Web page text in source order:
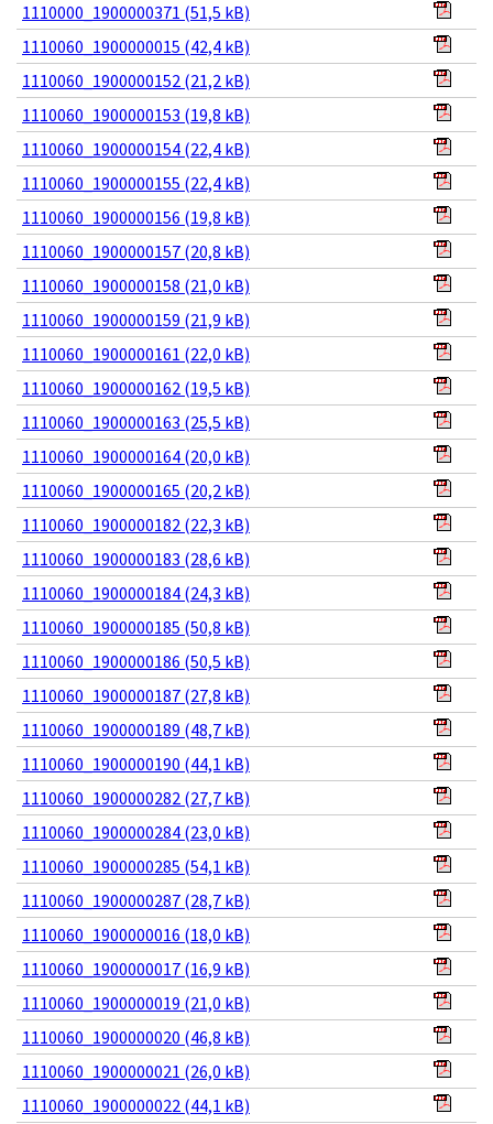
1110000_1900000371 (51,5 kB)
1110060_1900000015 (42,4 kB)
1110060_1900000152 (21,2 kB)
1110060_1900000153 (19,8 kB)
1110060_1900000154 (22,4 kB)
1110060_1900000155 (22,4 kB)
1110060_1900000156 (19,8 kB)
1110060_1900000157 (20,8 kB)
1110060_1900000158 (21,0 kB)
1110060_1900000159 (21,9 kB)
1110060_1900000161 (22,0 kB)
1110060_1900000162 (19,5 kB)
1110060_1900000163 (25,5 kB)
1110060_1900000164 (20,0 kB)
1110060_1900000165 (20,2 kB)
1110060_1900000182 (22,3 kB)
1110060_1900000183 (28,6 kB)
1110060_1900000184 (24,3 kB)
1110060_1900000185 (50,8 kB)
1110060_1900000186 (50,5 kB)
1110060_1900000187 (27,8 kB)
1110060_1900000189 (48,7 kB)
1110060_1900000190 (44,1 kB)
1110060_1900000282 (27,7 kB)
1110060_1900000284 (23,0 kB)
1110060_1900000285 (54,1 kB)
1110060_1900000287 (28,7 kB)
1110060_1900000016 (18,0 kB)
1110060_1900000017 (16,9 kB)
1110060_1900000019 (21,0 kB)
1110060_1900000020 (46,8 kB)
1110060_1900000021 (26,0 kB)
1110060_1900000022 (44,1 kB)